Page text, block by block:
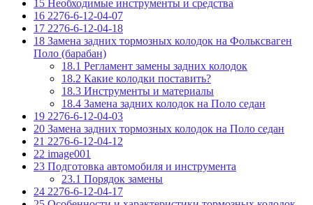
15 Необходимые инструменты и средства
16 2276-6-12-04-07
17 2276-6-12-04-18
18 Замена задних тормозных колодок на Фольксваген
Поло (барабан)
18.1 Регламент замены задних колодок
18.2 Какие колодки поставить?
18.3 Инструменты и материалы
18.4 Замена задних колодок на Поло седан
19 2276-6-12-04-03
20 Замена задних тормозных колодок на Поло седан
21 2276-6-12-04-12
22 image001
23 Подготовка автомобиля и инструмента
23.1 Порядок замены
24 2276-6-12-04-17